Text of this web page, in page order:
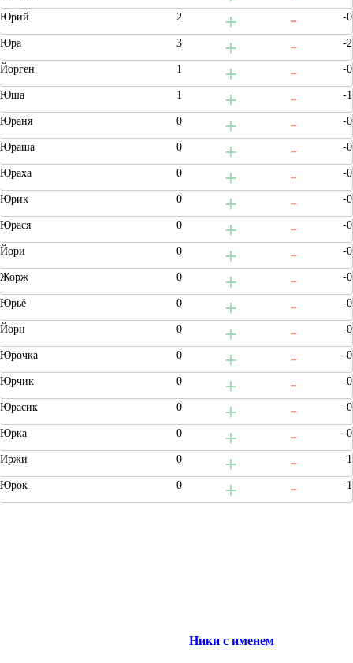
Юрий 2 -0
Юра 3 -2
Йорген 1 -0
Юша 1 -1
Юраня 0 -0
Юраша 0 -0
Юраха 0 -0
Юрик 0 -0
Юрася 0 -0
Йори 0 -0
Жорж 0 -0
Юрьё 0 -0
Йорн 0 -0
Юрочка 0 -0
Юрчик 0 -0
Юрасик 0 -0
Юрка 0 -0
Иржи 0 -1
Юрок 0 -1
Ники с именем